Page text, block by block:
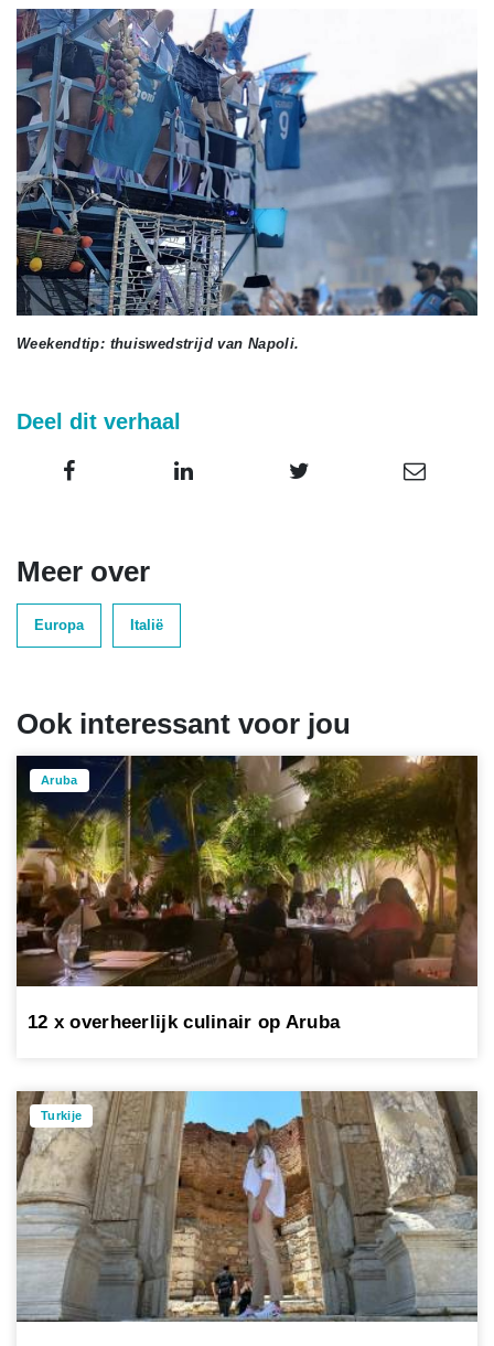
Weekendtip: thuiswedstrijd van Napoli.
Deel dit verhaal
Meer over
Europa Italië
Ook interessant voor jou
Aruba
12 x overheerlijk culinair op Aruba
Turkije